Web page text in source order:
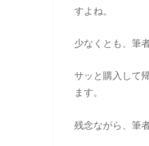
すよね。
少なくとも、筆
サッと購入して
ます。
残念ながら、筆